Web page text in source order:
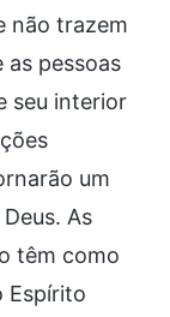
não trazem
as pessoas
seu interior
um
As
têm como
Espírito